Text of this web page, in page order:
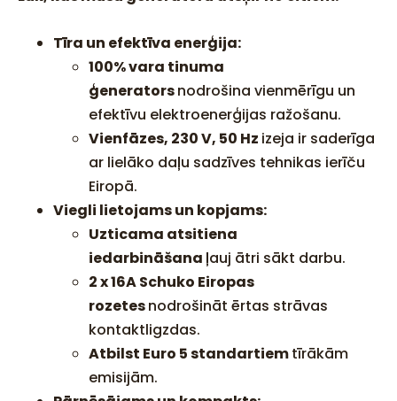
Tīra un efektīva enerģija:
100% vara tinuma
ģeneratorsnodrošina vienmērīgu un
efektīvu elektroenerģijas ražošanu.
Vienfāzes, 230 V, 50 Hz izeja ir saderīga
ar lielāko daļu sadzīves tehnikas ierīču
Eiropā.
Viegli lietojams un kopjams:
Uzticama atsitiena
iedarbināšana ļauj ātri sākt darbu.
2 x 16A Schuko Eiropas
rozetesnodrošināt ērtas strāvas
kontaktligzdas.
Atbilst Euro 5 standartiemtīrākām
emisijām.